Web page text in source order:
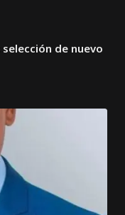
de nuevo